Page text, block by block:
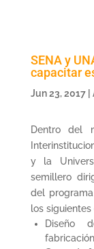
SENA y
capacitar
Jun 23, 2017|
Dentro del
y la
semillero
del
los siguientes
Diseño